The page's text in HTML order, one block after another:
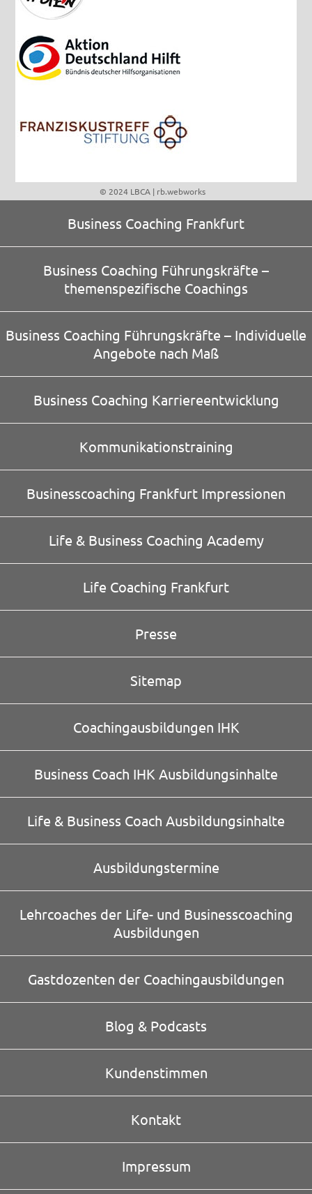
© 2024 LBCA | rb.webworks
Business Coaching Frankfurt
Business Coaching Führungskräfte –
themenspezifische Coachings
Business Coaching Führungskräfte – Individuelle
Angebote nach Maß
Business Coaching Karriereentwicklung
Kommunikationstraining
Businesscoaching Frankfurt Impressionen
Life & Business Coaching Academy
Life Coaching Frankfurt
Presse
Sitemap
Coachingausbildungen IHK
Business Coach IHK Ausbildungsinhalte
Life & Business Coach Ausbildungsinhalte
Ausbildungstermine
Lehrcoaches der Life- und Businesscoaching
Ausbildungen
Gastdozenten der Coachingausbildungen
Blog & Podcasts
Kundenstimmen
Kontakt
Impressum